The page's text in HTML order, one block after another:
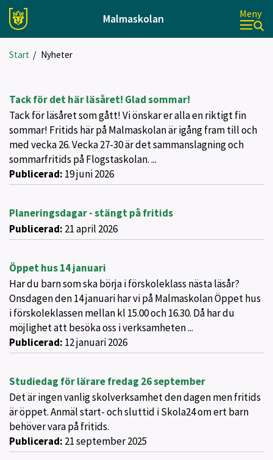
Malmaskolan Meny
Start / Nyheter
Tack för det här läsåret! Glad sommar!
Tack för läsåret som gått! Vi önskar er alla en riktigt fin
sommar! Fritids här på Malmaskolan är igång fram till och
med vecka 26. Vecka 27-30 är det sammanslagning och
sommarfritids på Flogstaskolan. ...
Publicerad: 19 juni 2026
Planeringsdagar - stängt på fritids
Publicerad: 21 april 2026
Öppet hus 14 januari
Har du barn som ska börja i förskoleklass nästa läsår?
Onsdagen den 14 januari har vi på Malmaskolan Öppet hus
i förskoleklassen mellan kl 15.00 och 16.30. Då har du
möjlighet att besöka oss i verksamheten ...
Publicerad: 12 januari 2026
Studiedag för lärare fredag 26 september
Det är ingen vanlig skolverksamhet den dagen men fritids
är öppet. Anmäl start- och sluttid i Skola24 om ert barn
behöver vara på fritids.
Publicerad: 21 september 2025